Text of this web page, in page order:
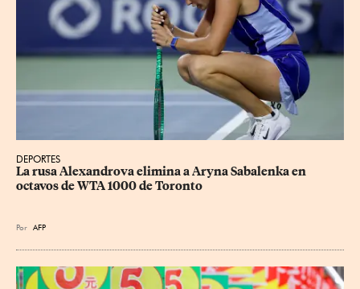
DEPORTES
La rusa Alexandrova elimina a Aryna Sabalenka en
octavos de WTA 1000 de Toronto
Por AFP